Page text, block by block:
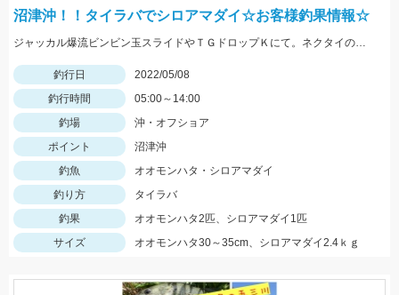
沼津沖！！タイラバでシロアマダイ☆お客様釣果情報☆
ジャッカル爆流ビンビン玉スライドやＴＧドロップＫにて。ネクタイのカラーは黒やチャートです！
釣行日
2022/05/08
釣行時間
05:00～14:00
釣場
沖・オフショア
ポイント
沼津沖
釣魚
オオモンハタ・シロアマダイ
釣り方
タイラバ
釣果
オオモンハタ2匹、シロアマダイ1匹
サイズ
オオモンハタ30～35cm、シロアマダイ2.4ｋｇ